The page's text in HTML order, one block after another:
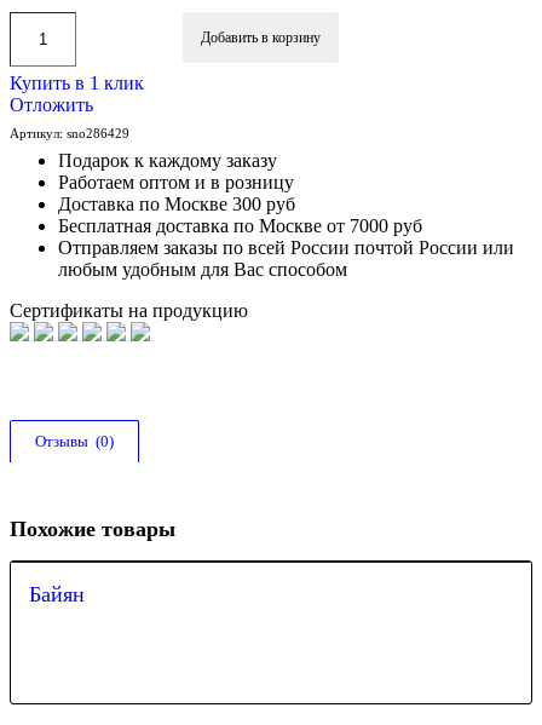
Добавить в корзину
Купить в 1 клик
Отложить
Артикул: sno286429
Подарок к каждому заказу
Работаем оптом и в розницу
Доставка по Москве 300 руб
Бесплатная доставка по Москве от 7000 руб
Отправляем заказы по всей России почтой России или
любым удобным для Вас способом
Сертификаты на продукцию
Отзывы  (0)
Похожие товары
Байян